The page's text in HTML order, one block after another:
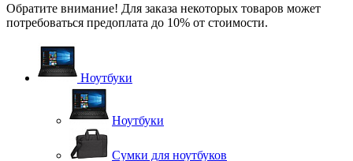
Обратите внимание! Для заказа некоторых товаров может
потребоваться предоплата до 10% от стоимости.
Ноутбуки
Ноутбуки
Сумки для ноутбуков